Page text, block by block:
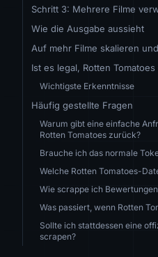
Schritt 3: Mehrere Filme
Wie die Ausgabe aussieht
Auf mehr Filme skalieren
Ist es legal, Rotten
Wichtigste Erkenntnisse
Häufig gestellte Fragen
Warum gibt eine einfache
Rotten Tomatoes zurück?
Brauche ich das normale
Welche Rotten Tomatoes-
Wie scrappe ich
Was passiert, wenn Rotten
Sollte ich stattdessen eine
scrapen?